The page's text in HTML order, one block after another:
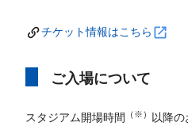
チケット情報はこちら
ご入場について
スタジアム開場時間 （※）
以降